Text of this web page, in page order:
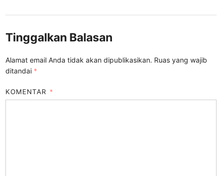
Tinggalkan Balasan
Alamat email Anda tidak akan dipublikasikan. Ruas yang wajib
ditandai *
KOMENTAR *